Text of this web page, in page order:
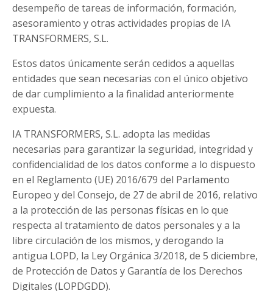
desempeño de tareas de información, formación,
asesoramiento y otras actividades propias de IA
TRANSFORMERS, S.L.
Estos datos únicamente serán cedidos a aquellas
entidades que sean necesarias con el único objetivo
de dar cumplimiento a la finalidad anteriormente
expuesta.
IA TRANSFORMERS, S.L. adopta las medidas
necesarias para garantizar la seguridad, integridad y
confidencialidad de los datos conforme a lo dispuesto
en el Reglamento (UE) 2016/679 del Parlamento
Europeo y del Consejo, de 27 de abril de 2016, relativo
a la protección de las personas físicas en lo que
respecta al tratamiento de datos personales y a la
libre circulación de los mismos, y derogando la
antigua LOPD, la Ley Orgánica 3/2018, de 5 diciembre,
de Protección de Datos y Garantía de los Derechos
Digitales (LOPDGDD).